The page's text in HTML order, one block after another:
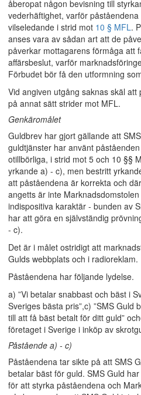
åberopat någon bevisning till
vederhäftighet, varför
vilseledande i strid mot 10 § MFL.
anses vara av sådan art att de
påverkar mottagarens förmåga att
affärsbeslut, varför
Förbudet bör få den utformning
Vid angiven utgång saknas skäl
på annat sätt strider mot MFL.
Genkäromålet
Guldbrev har gjort gällande att
guldtjänster har använt
otillbörliga, i strid mot 5 och 10 §§
yrkande a) - c), men bestritt
att påståendena är korrekta och
angetts är inte
indispositiva karaktär - bunden av
har att göra en självständig
- c).
Det är i målet ostridigt att
Gulds webbplats och i radioreklam.
Påståendena har följande lydelse.
a) ”Vi betalar snabbast och bäst i
Sveriges bästa pris”,c) ”SMS Guld
till att få bäst betalt för ditt guld”
företaget i Sverige i inköp av
Påstående a) - c)
Påståendena tar sikte på att SMS
betalar bäst för guld. SMS Guld
för att styrka påståendena och